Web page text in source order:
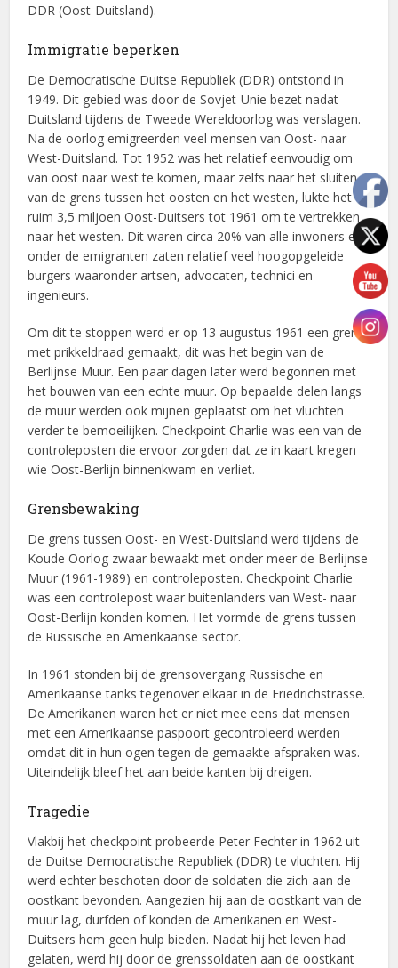
DDR (Oost-Duitsland).
Immigratie beperken
De Democratische Duitse Republiek (DDR) ontstond in
1949. Dit gebied was door de Sovjet-Unie bezet nadat
Duitsland tijdens de Tweede Wereldoorlog was verslagen.
Na de oorlog emigreerden veel mensen van Oost- naar
West-Duitsland. Tot 1952 was het relatief eenvoudig om
van oost naar west te komen, maar zelfs naar het sluiten
van de grens tussen het oosten en het westen, lukte het
ruim 3,5 miljoen Oost-Duitsers tot 1961 om te vertrekken
naar het westen. Dit waren circa 20% van alle inwoners en
onder de emigranten zaten relatief veel hoogopgeleide
burgers waaronder artsen, advocaten, technici en
ingenieurs.
Om dit te stoppen werd er op 13 augustus 1961 een grens
met prikkeldraad gemaakt, dit was het begin van de
Berlijnse Muur. Een paar dagen later werd begonnen met
het bouwen van een echte muur. Op bepaalde delen langs
de muur werden ook mijnen geplaatst om het vluchten
verder te bemoeilijken. Checkpoint Charlie was een van de
controleposten die ervoor zorgden dat ze in kaart kregen
wie Oost-Berlijn binnenkwam en verliet.
Grensbewaking
De grens tussen Oost- en West-Duitsland werd tijdens de
Koude Oorlog zwaar bewaakt met onder meer de Berlijnse
Muur (1961-1989) en controleposten. Checkpoint Charlie
was een controlepost waar buitenlanders van West- naar
Oost-Berlijn konden komen. Het vormde de grens tussen
de Russische en Amerikaanse sector.
In 1961 stonden bij de grensovergang Russische en
Amerikaanse tanks tegenover elkaar in de Friedrichstrasse.
De Amerikanen waren het er niet mee eens dat mensen
met een Amerikaanse paspoort gecontroleerd werden
omdat dit in hun ogen tegen de gemaakte afspraken was.
Uiteindelijk bleef het aan beide kanten bij dreigen.
Tragedie
Vlakbij het checkpoint probeerde Peter Fechter in 1962 uit
de Duitse Democratische Republiek (DDR) te vluchten. Hij
werd echter beschoten door de soldaten die zich aan de
oostkant bevonden. Aangezien hij aan de oostkant van de
muur lag, durfden of konden de Amerikanen en West-
Duitsers hem geen hulp bieden. Nadat hij het leven had
gelaten, werd hij door de grenssoldaten aan de oostkant